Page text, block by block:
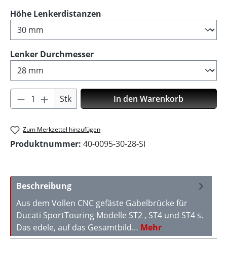
Höhe Lenkerdistanzen
Lenker Durchmesserauswählen
Produkt Anzahl: Gib den gewünschten
Stk In den Warenkorb
Zum Merkzettel hinzufügen
Produktnummer: 40-0095-30-28-SI
Beschreibung
Aus dem Vollen CNC gefäste Gabelbrücke für
Ducati SportTouring Modelle ST2 , ST4 und ST4 s.
Das edele, auf das Gesamtbild… Mehr